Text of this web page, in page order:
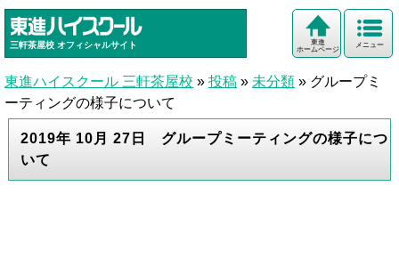
三軒茶屋校 オフィシャルサイト メニュー
東進
ホームページ
東進ハイスクール 三軒茶屋校 » 投稿 » 未分類 » グループミ
ーティングの様子について
2019年 10月 27日 グループミーティングの様子につ
いて